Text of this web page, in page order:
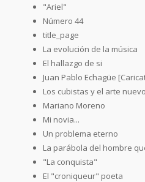
"Ariel"
Número 44
title_page
La evolución de la música
El hallazgo de si
Juan Pablo Echagüe
Los cubistas y el arte nuevo
Mariano Moreno
Mi novia...
Un problema eterno
La parábola del hombre
"La conquista"
El "croniqueur" poeta